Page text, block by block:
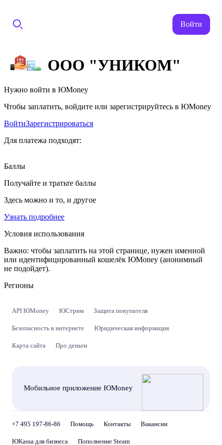
Войти
ООО "УНИКОМ"
Нужно войти в ЮMoney
Чтобы заплатить, войдите или зарегистрируйтесь в ЮMoney
ВойтиЗарегистрироваться
Для платежа подходят:
Баллы
Получайте и тратьте баллы
Здесь можно и то, и другое
Узнать подробнее
Условия использования
Важно: чтобы заплатить на этой странице, нужен именной
или идентифицированный кошелёк ЮMoney (анонимный
не подойдет).
Регионы
API ЮMoney ЮСтрим Защита покупателя
Безопасность в интернете Юридическая информация
Карта сайта Про деньги
Мобильное приложение ЮMoney
+7 495 197-86-86 Помощь Контакты Вакансии
ЮKassa для бизнеса Пополнение Steam